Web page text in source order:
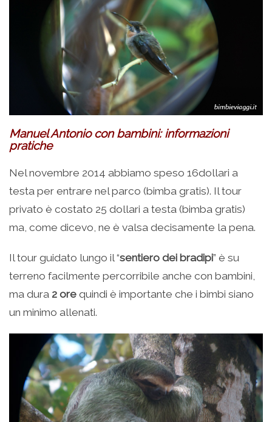
Manuel Antonio con bambini: informazioni
pratiche
Nel novembre 2014 abbiamo speso 16dollari a
testa per entrare nel parco (bimba gratis). Il tour
privato è costato 25 dollari a testa (bimba gratis)
ma, come dicevo, ne è valsa decisamente la pena.
Il tour guidato lungo il “sentiero dei bradipi” è su
terreno facilmente percorribile anche con bambini,
ma dura 2 ore quindi è importante che i bimbi siano
un minimo allenati.